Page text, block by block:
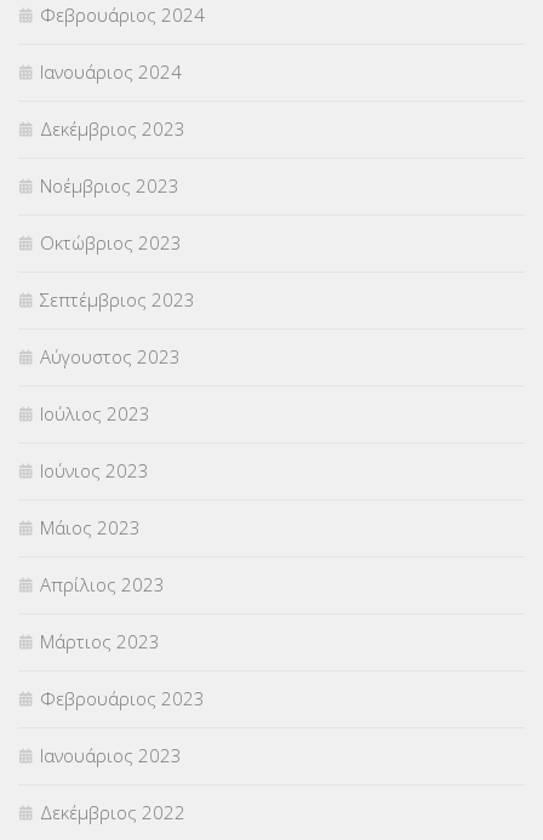
Φεβρουάριος 2024
Ιανουάριος 2024
Δεκέμβριος 2023
Νοέμβριος 2023
Οκτώβριος 2023
Σεπτέμβριος 2023
Αύγουστος 2023
Ιούλιος 2023
Ιούνιος 2023
Μάιος 2023
Απρίλιος 2023
Μάρτιος 2023
Φεβρουάριος 2023
Ιανουάριος 2023
Δεκέμβριος 2022